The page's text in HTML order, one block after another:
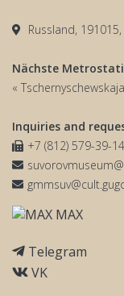
Russland,
Nächste
«
Inquiries and
+7 (812) 579-39-14
MAX
Telegram
VK